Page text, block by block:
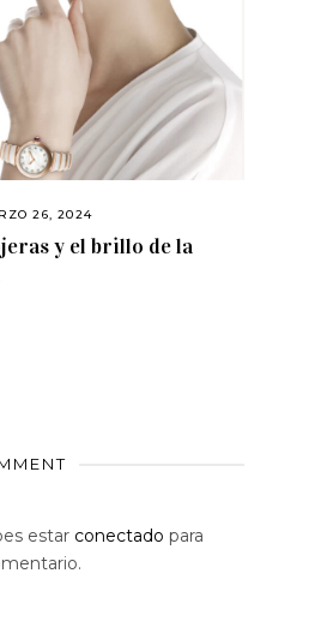
26, 2024
y el brillo de la
estar conectado para